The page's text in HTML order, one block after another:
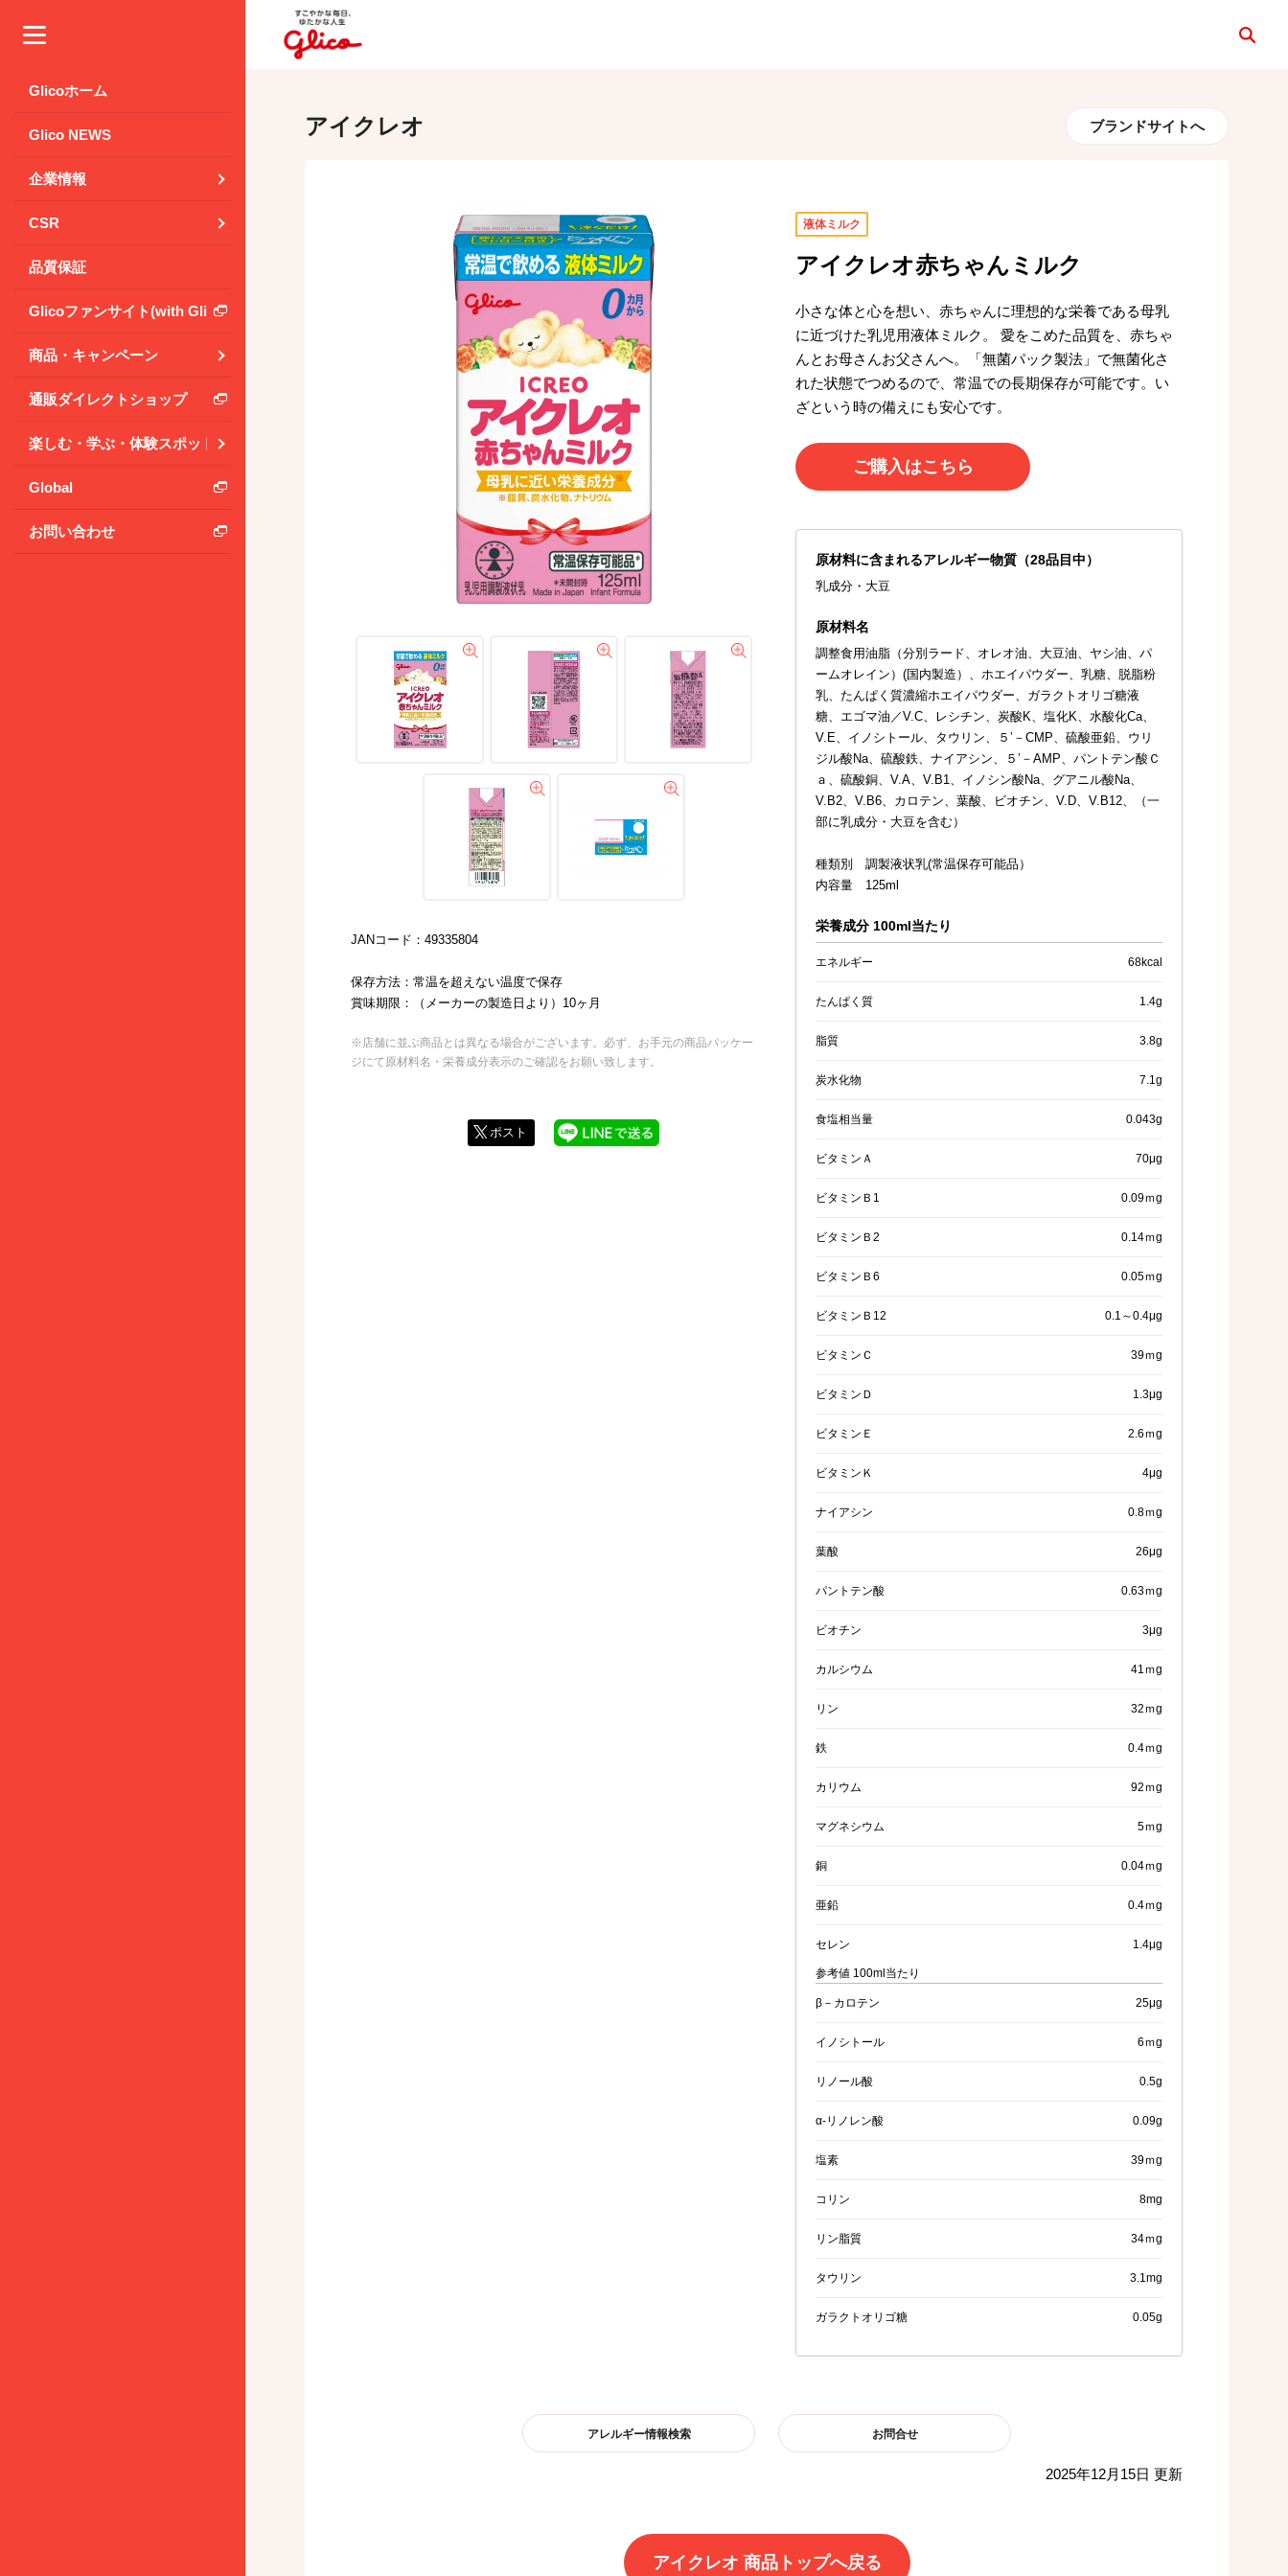
Glicoホーム
Glico NEWS
企業情報
CSR
品質保証
Glicoファンサイト(with Glico Park)
商品・キャンペーン
通販ダイレクトショップ
楽しむ・学ぶ・体験スポット
Global
お問い合わせ
アイクレオ ブランドサイトへ
JANコード：49335804
保存方法：常温を超えない温度で保存
賞味期限：（メーカーの製造日より）10ヶ月
※店舗に並ぶ商品とは異なる場合がございます。必ず、お手元の商品パッケー
ジにて原材料名・栄養成分表示のご確認をお願い致します。
ポスト
液体ミルク
アイクレオ赤ちゃんミルク
小さな体と心を想い、赤ちゃんに理想的な栄養である母乳
に近づけた乳児用液体ミルク。 愛をこめた品質を、赤ちゃ
んとお母さんお父さんへ。「無菌パック製法」で無菌化さ
れた状態でつめるので、常温での長期保存が可能です。い
ざという時の備えにも安心です。
ご購入はこちら
原材料に含まれるアレルギー物質（28品目中）
乳成分・大豆
原材料名
調整食用油脂（分別ラード、オレオ油、大豆油、ヤシ油、パ
ームオレイン）(国内製造）、ホエイパウダー、乳糖、脱脂粉
乳、たんぱく質濃縮ホエイパウダー、ガラクトオリゴ糖液
糖、エゴマ油／V.C、レシチン、炭酸K、塩化K、水酸化Ca、
V.E、イノシトール、タウリン、５’－CMP、硫酸亜鉛、ウリ
ジル酸Na、硫酸鉄、ナイアシン、５’－AMP、パントテン酸Ｃ
ａ、硫酸銅、V.A、V.B1、イノシン酸Na、グアニル酸Na、
V.B2、V.B6、カロテン、葉酸、ビオチン、V.D、V.B12、（一
部に乳成分・大豆を含む）
種類別 調製液状乳(常温保存可能品）
内容量 125ml
栄養成分 100ml当たり
エネルギー 68kcal
たんぱく質 1.4g
脂質 3.8g
炭水化物 7.1g
食塩相当量 0.043g
ビタミンＡ 70μg
ビタミンＢ1 0.09ｍg
ビタミンＢ2 0.14ｍg
ビタミンＢ6 0.05ｍg
ビタミンＢ12 0.1～0.4μg
ビタミンＣ 39ｍg
ビタミンＤ 1.3μg
ビタミンＥ 2.6ｍg
ビタミンＫ 4μg
ナイアシン 0.8ｍg
葉酸 26μg
パントテン酸 0.63ｍg
ビオチン 3μg
カルシウム 41ｍg
リン 32ｍg
鉄 0.4ｍg
カリウム 92ｍg
マグネシウム 5ｍg
銅 0.04ｍg
亜鉛 0.4ｍg
セレン 1.4μg
参考値 100ml当たり
β－カロテン 25μg
イノシトール 6ｍg
リノール酸 0.5g
α-リノレン酸 0.09g
塩素 39ｍg
コリン 8mg
リン脂質 34ｍg
タウリン 3.1mg
ガラクトオリゴ糖 0.05g
アレルギー情報検索 お問合せ
2025年12月15日 更新
アイクレオ 商品トップへ戻る